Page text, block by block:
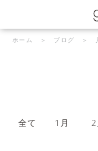
ホーム ＞ ブログ ＞
全て 1月 2